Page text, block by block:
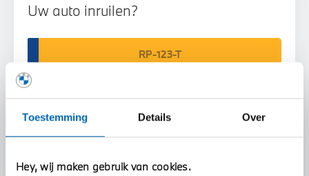
Toestemming Details Over
Hey, wij maken gebruik van cookies.
Uw auto inruilen?
Voorstel aanvragen